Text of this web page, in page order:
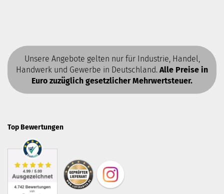
Unsere Angebote gelten nur für Industrie, Handel,
Handwerk und Gewerbe in Deutschland. Alle Preise in
Euro zuzüglich gesetzlicher Mehrwertsteuer.
Top Bewertungen